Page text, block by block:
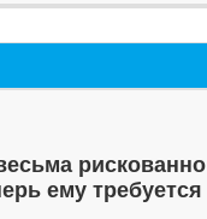
рискованно
ему требуется